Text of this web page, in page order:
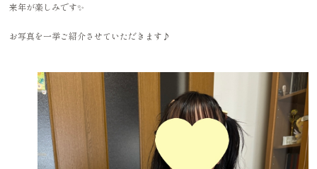
来年が楽しみです✨
お写真を一挙ご紹介させていただきます♪